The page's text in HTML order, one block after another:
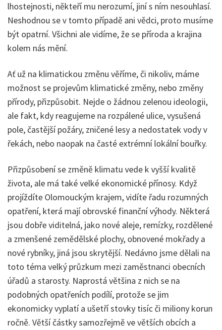
lhostejnosti, někteří mu nerozumí, jiní s ním nesouhlasí.
Neshodnou se v tomto případě ani vědci, proto musíme
být opatrní. Všichni ale vidíme, že se příroda a krajina
kolem nás mění.
Ať už na klimatickou změnu věříme, či nikoliv, máme
možnost se projevům klimatické změny, nebo změny
přírody, přizpůsobit. Nejde o žádnou zelenou ideologii,
ale fakt, kdy reagujeme na rozpálené ulice, vysušená
pole, častější požáry, zničené lesy a nedostatek vody v
řekách, nebo naopak na časté extrémní lokální bouřky.
Přizpůsobení se změně klimatu vede k vyšší kvalitě
života, ale má také velké ekonomické přínosy. Když
projíždíte Olomouckým krajem, vidíte řadu rozumných
opatření, která mají obrovské finanční výhody. Některá
jsou dobře viditelná, jako nové aleje, remízky, rozdělené
a zmenšené zemědělské plochy, obnovené mokřady a
nové rybníky, jiná jsou skrytější. Nedávno jsme dělali na
toto téma velký průzkum mezi zaměstnanci obecních
úřadů a starosty. Naprostá většina z nich se na
podobných opatřeních podílí, protože se jim
ekonomicky vyplatí a ušetří stovky tisíc či miliony korun
ročně. Větší částky samozřejmě ve větších obcích a